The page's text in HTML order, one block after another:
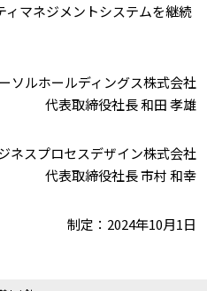
マネジメントシステムを継続
ソルホールディングス株式会社
代表取締役社長 和田 孝雄
ネスプロセスデザイン株式会社
代表取締役社長 市村 和幸
制定：2024年10月1日